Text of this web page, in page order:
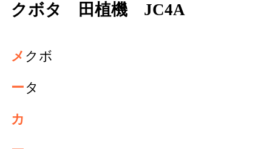
クボタ 田植機 JC4A
メ
ー
カ
クボ
タ